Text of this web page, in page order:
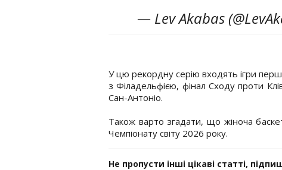
— Lev Akabas
У цю рекордну серію входять ігри
з Філадельфією, фінал Сходу проти
Сан-Антоніо.
Також варто згадати, що жіноча
Чемпіонату світу 2026 року.
Не пропусти інші цікаві статті,